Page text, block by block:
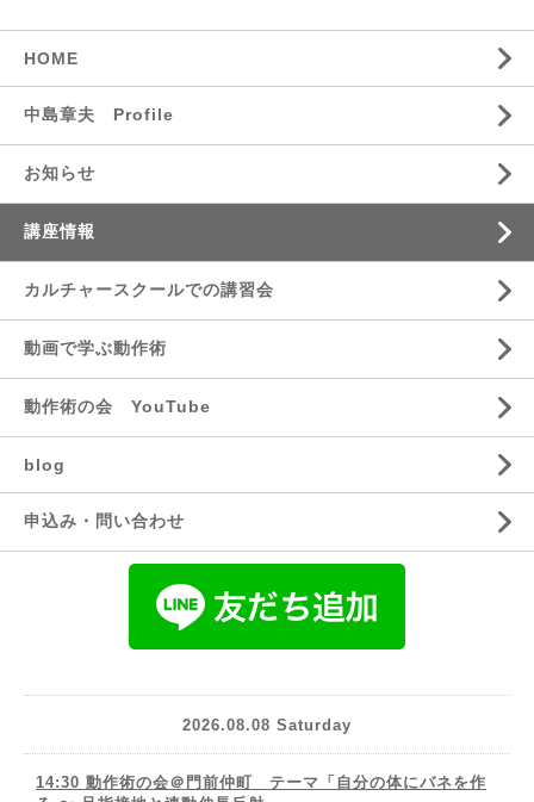
HOME
中島章夫 Profile
お知らせ
講座情報
カルチャースクールでの講習会
動画で学ぶ動作術
動作術の会 YouTube
blog
申込み・問い合わせ
2026.08.08 Saturday
14:30 動作術の会＠門前仲町 テーマ「自分の体にバネを作